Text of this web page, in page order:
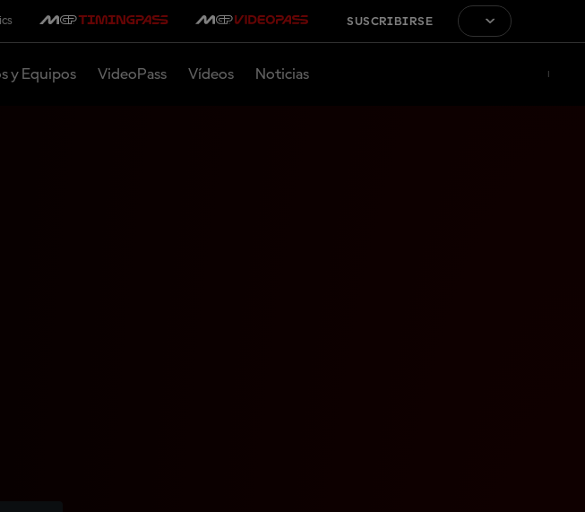
SUSCRIBIRSE
y Equipos VideoPass Vídeos Noticias